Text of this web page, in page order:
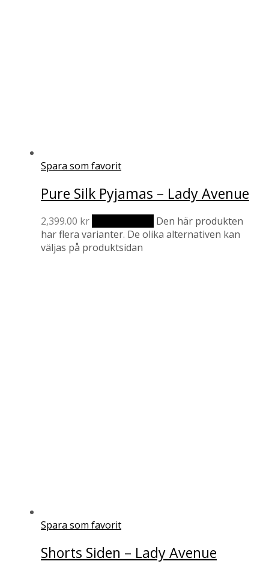
Spara som favorit
Pure Silk Pyjamas – Lady Avenue
2,399.00 kr
Den här produkten
har flera varianter. De olika alternativen kan
väljas på produktsidan
Spara som favorit
Shorts Siden – Lady Avenue